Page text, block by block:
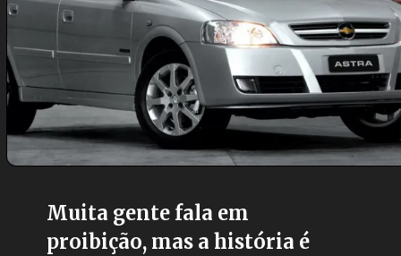
Muita gente fala em
proibição, mas a história é